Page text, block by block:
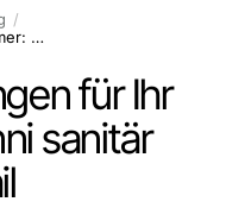
Die besten Lösungen für Ihr Badezimmer: sonni sanitär Produkte im Detail
für Ihr
sanitär